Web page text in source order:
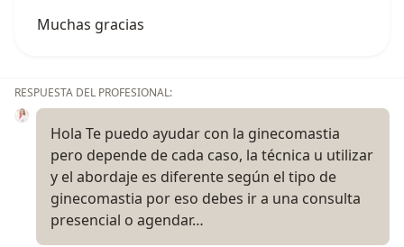
Muchas gracias
RESPUESTA DEL PROFESIONAL:
Hola Te puedo ayudar con la ginecomastia
pero depende de cada caso, la técnica u utilizar
y el abordaje es diferente según el tipo de
ginecomastia por eso debes ir a una consulta
presencial o agendar…